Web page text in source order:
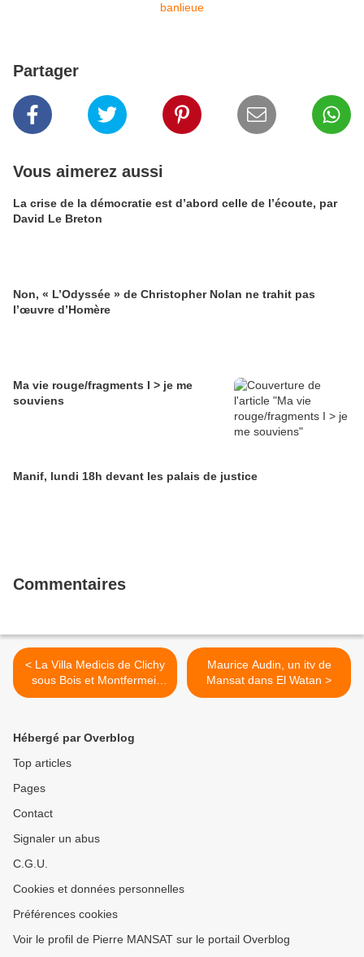
Partager
Vous aimerez aussi
La crise de la démocratie est d’abord celle de l’écoute, par
David Le Breton
Non, « L’Odyssée » de Christopher Nolan ne trahit pas
l’œuvre d’Homère
Ma vie rouge/fragments I > je me
souviens
Manif, lundi 18h devant les palais de justice
Commentaires
< La Villa Medicis de Clichy
sous Bois et Montfermeil
ouvre son premier site
Maurice Audin, un itv de
Mansat dans El Watan >
Hébergé par Overblog
Top articles
Pages
Contact
Signaler un abus
C.G.U.
Cookies et données personnelles
Préférences cookies
Voir le profil de Pierre MANSAT sur le portail Overblog